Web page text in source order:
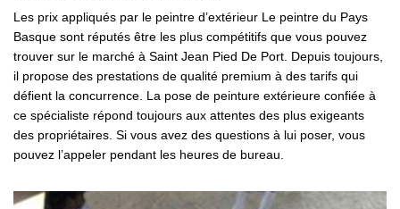
Les prix appliqués par le peintre d’extérieur Le peintre du Pays
Basque sont réputés être les plus compétitifs que vous pouvez
trouver sur le marché à Saint Jean Pied De Port. Depuis toujours,
il propose des prestations de qualité premium à des tarifs qui
défient la concurrence. La pose de peinture extérieure confiée à
ce spécialiste répond toujours aux attentes des plus exigeants
des propriétaires. Si vous avez des questions à lui poser, vous
pouvez l’appeler pendant les heures de bureau.